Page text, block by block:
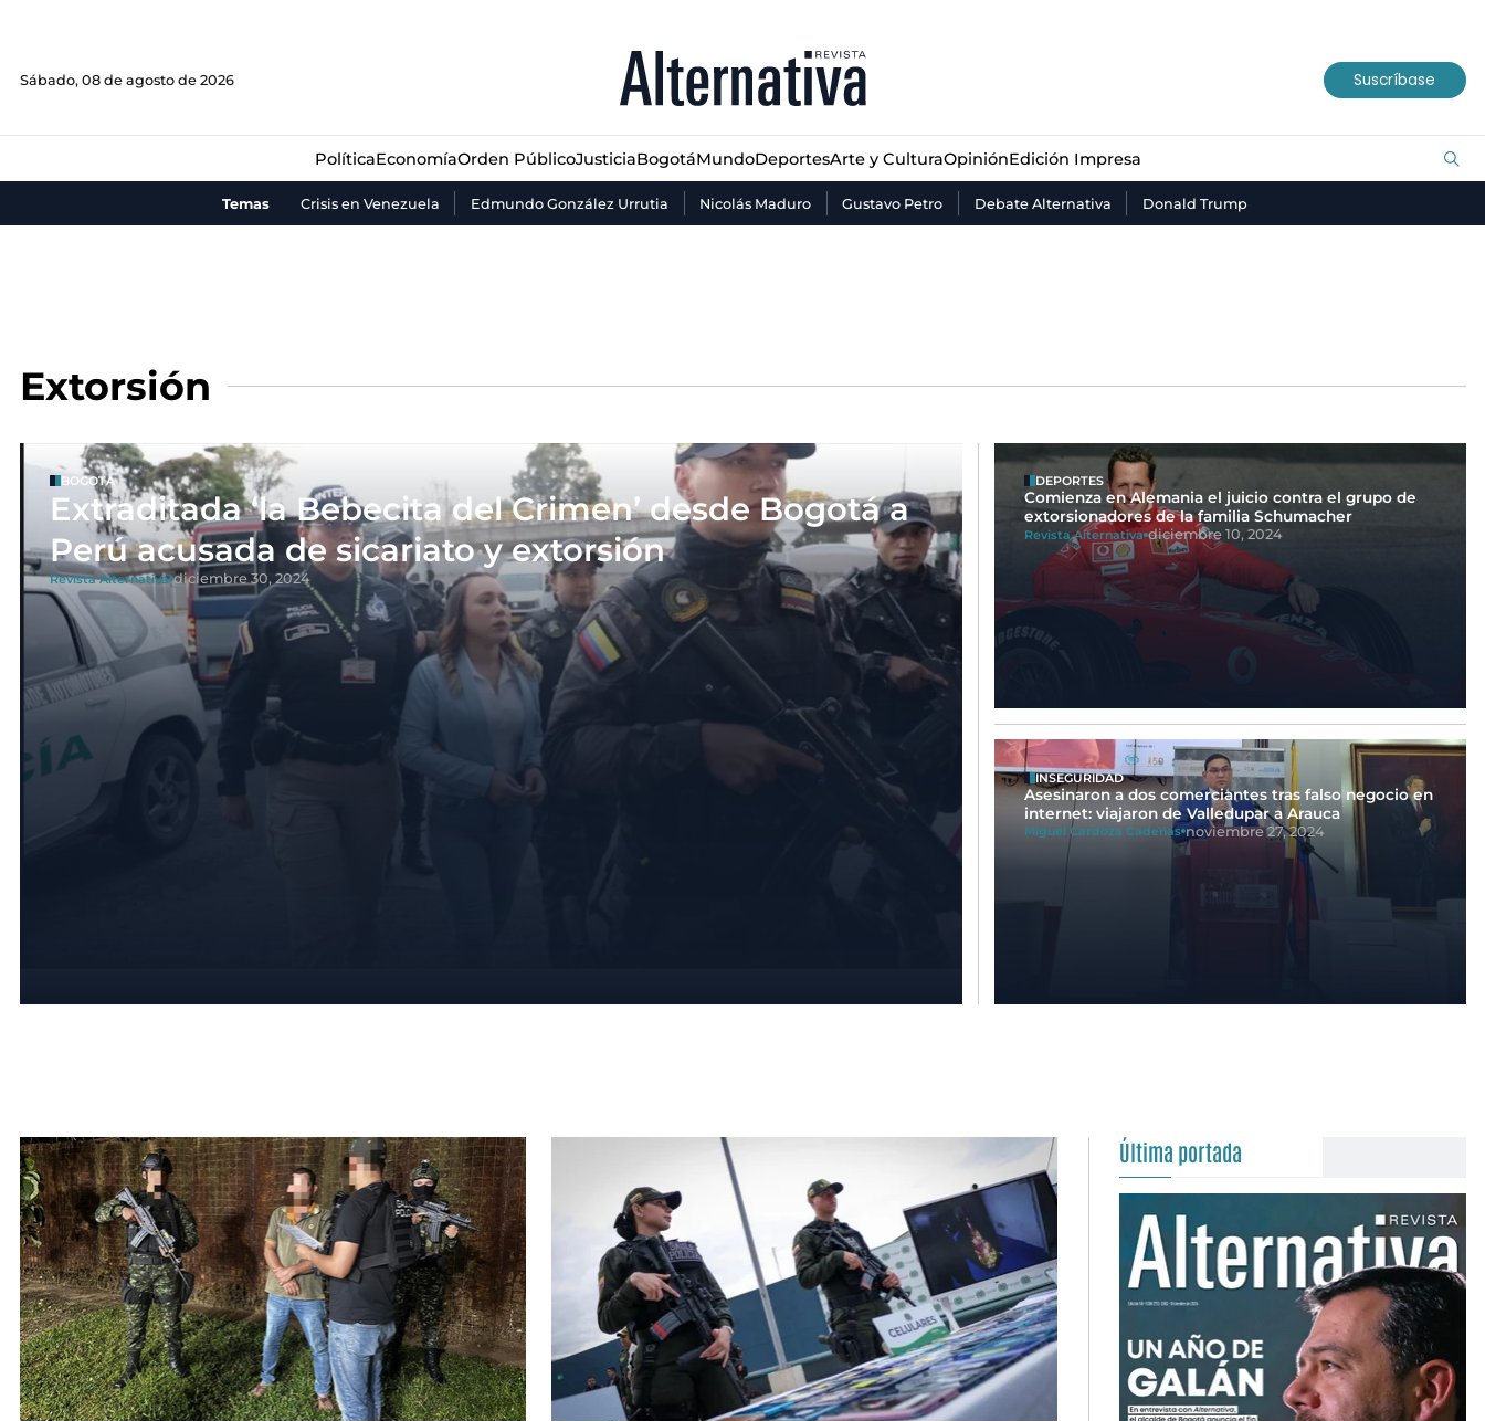
Sábado, 08 de agosto de 2026 Suscríbase
PolíticaEconomíaOrden PúblicoJusticiaBogotáMundoDeportesArte y CulturaOpiniónEdición Impresa
Temas Crisis en Venezuela Edmundo González Urrutia Nicolás Maduro Gustavo Petro Debate Alternativa Donald Trump
JusticiaBogotáMundo Deportes Arte y Cultura
Extorsión
BOGOTÁ
Extraditada ‘la Bebecita del Crimen’ desde Bogotá a
Perú acusada de sicariato y extorsión
Revista Alternativa diciembre 30, 2024
DEPORTES
Comienza en Alemania el juicio contra el grupo de
extorsionadores de la familia Schumacher
Revista Alternativa diciembre 10, 2024
INSEGURIDAD
Asesinaron a dos comerciantes tras falso negocio en
internet: viajaron de Valledupar a Arauca
Miguel Cardoza Cadenas noviembre 27, 2024
Última portada